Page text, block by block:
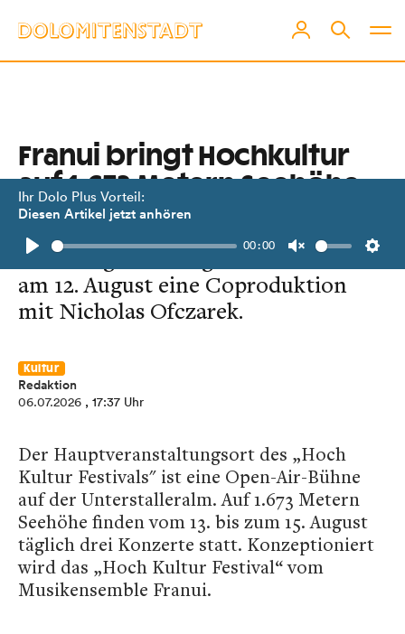
Ihr Dolo Plus Vorteil:
Diesen Artikel jetzt anhören
Play
00:00
Unmute
Franui bringt Hochkultur
auf 1.673 Metern Seehöhe
Zum Auftakt des Festivals in
Innervill­graten zeigt die Musikbanda
am 12. August eine Coproduktion
mit Nicholas Ofczarek.
Kultur
Redaktion
06.07.2026 , 17:37 Uhr
Der Hauptveranstaltungsort des „Hoch
Kultur Festivals" ist eine Open-Air-Bühne
auf der Unterstalleralm. Auf 1.673 Metern
Seehöhe finden vom 13. bis zum 15. August
täglich drei Konzerte statt. Konzeptioniert
wird das „Hoch Kultur Festival“ vom
Musikensemble Franui.